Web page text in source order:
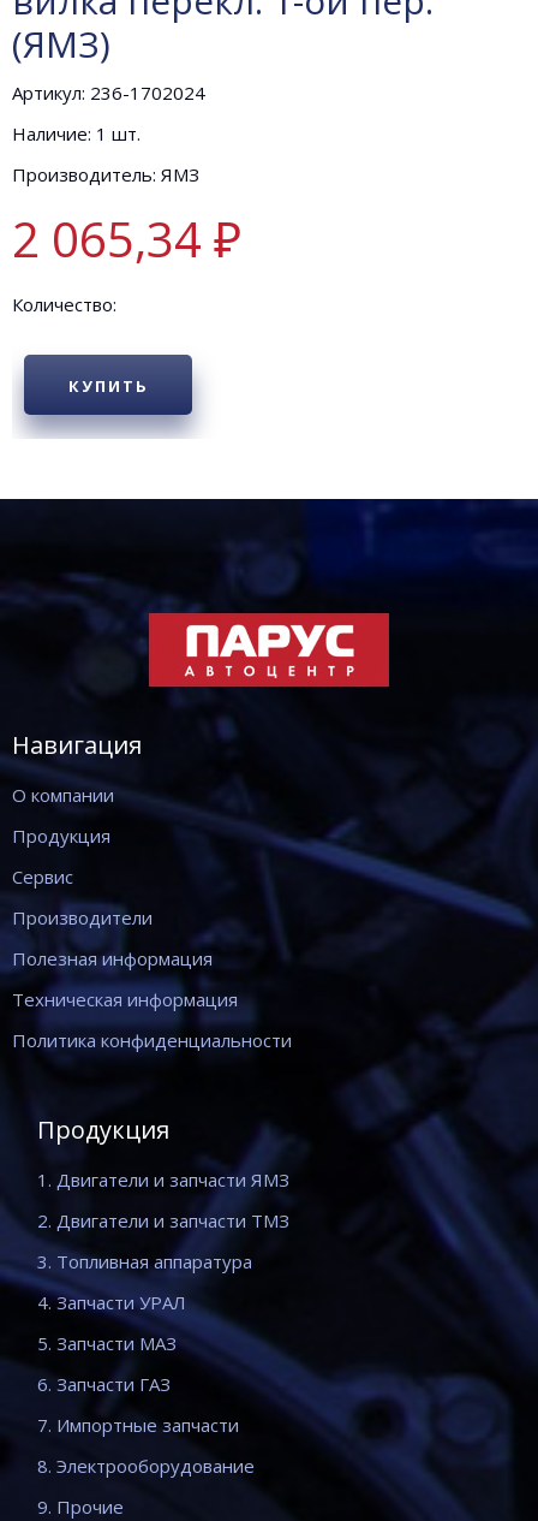
(ЯМЗ)
Артикул: 236-1702024
Наличие: 1 шт.
Производитель: ЯМЗ
2 065,34 ₽
Количество:
КУПИТЬ
Навигация
О компании
Продукция
Сервис
Производители
Полезная информация
Техническая информация
Политика конфиденциальности
Продукция
1. Двигатели и запчасти ЯМЗ
2. Двигатели и запчасти ТМЗ
3. Топливная аппаратура
4. Запчасти УРАЛ
5. Запчасти МАЗ
6. Запчасти ГАЗ
7. Импортные запчасти
8. Электрооборудование
9. Прочие